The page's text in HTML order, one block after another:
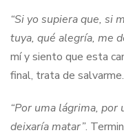
“Si yo supiera que, si
tuya, qué alegría, me
mí y siento que esta
final, trata de salvarme.
“Por uma lágrima,
deixaría matar”.